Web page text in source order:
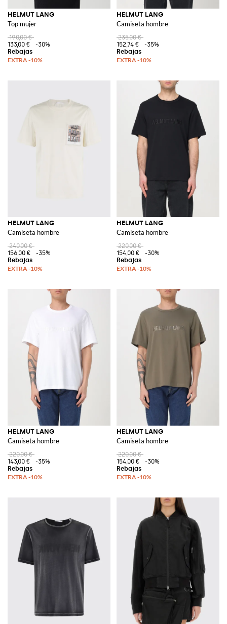
HELMUT LANG
Top mujer
190,00 €
133,00 €
-30%
HELMUT LANG
Camiseta hombre
235,00 €
152,74 €
-35%
HELMUT LANG
Camiseta hombre
240,00 €
156,00 €
-35%
HELMUT LANG
Camiseta hombre
220,00 €
154,00 €
-30%
HELMUT LANG
Camiseta hombre
220,00 €
143,00 €
-35%
HELMUT LANG
Camiseta hombre
220,00 €
154,00 €
-30%